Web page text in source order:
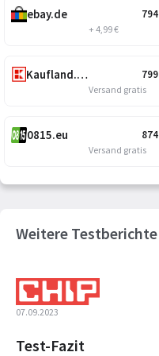
794
ebay.de
+ 4,99 €
799
Kaufland.de
Versand gratis
874
0815.eu
Versand gratis
Weitere Testberichte
07.09.2023
Test-Fazit